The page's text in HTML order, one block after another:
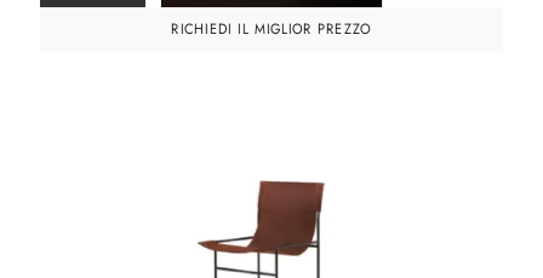
RICHIEDI IL MIGLIOR PREZZO